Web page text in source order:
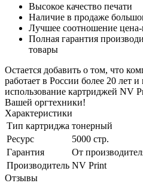
Высокое качество печати
Наличие в продаже
Лучшее соотношение цена-
Полная гарантия
товары
Остается добавить о том, что
работает в России более 20 лет
использование картриджей NV
Вашей оргтехники!
Характеристики
Тип картриджа тонерный
Ресурс
5000 стр.
Гарантия
От
Производитель NV Print
Отзывы